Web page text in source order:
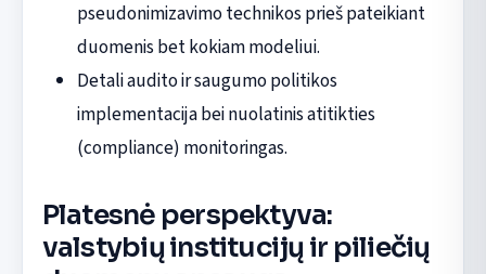
pseudonimizavimo technikos prieš pateikiant
duomenis bet kokiam modeliui.
Detali audito ir saugumo politikos
implementacija bei nuolatinis atitikties
(compliance) monitoringas.
Platesnė perspektyva:
valstybių institucijų ir piliečių